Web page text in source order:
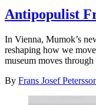
Antipopulist
In Vienna, Mumok’s
reshaping how we
museum moves through
By Frans Josef